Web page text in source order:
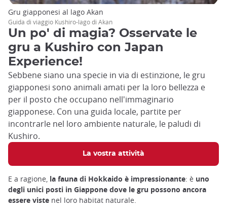
Un po' di magia? Osservate le
gru a Kushiro con Japan
Experience!
Sebbene siano una specie in via di estinzione, le gru
giapponesi sono animali amati per la loro bellezza e
per il posto che occupano nell'immaginario
giapponese. Con una guida locale, partite per
incontrarle nel loro ambiente naturale, le paludi di
Kushiro.
La vostra attività
Gru giapponesi al lago Akan
Guida di viaggio Kushiro-lago di Akan
E a ragione, la fauna di Hokkaido è impressionante: è uno
degli unici posti in Giappone dove le gru possono ancora
essere viste nel loro habitat naturale.